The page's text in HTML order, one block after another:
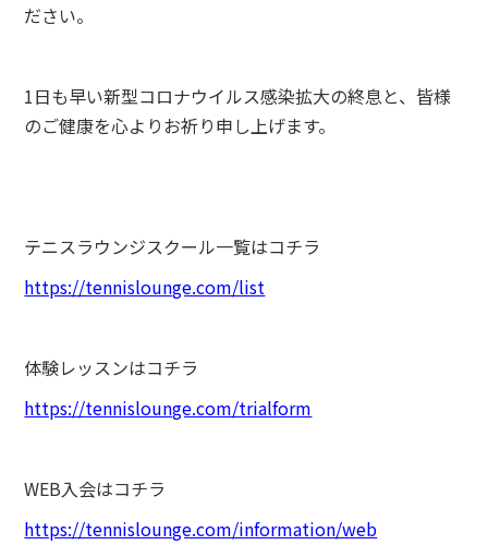
ださい。
1日も早い新型コロナウイルス感染拡大の終息と、皆様
のご健康を心よりお祈り申し上げます。
テニスラウンジスクール一覧はコチラ
https://tennislounge.com/list
体験レッスンはコチラ
https://tennislounge.com/trialform
WEB入会はコチラ
https://tennislounge.com/information/web